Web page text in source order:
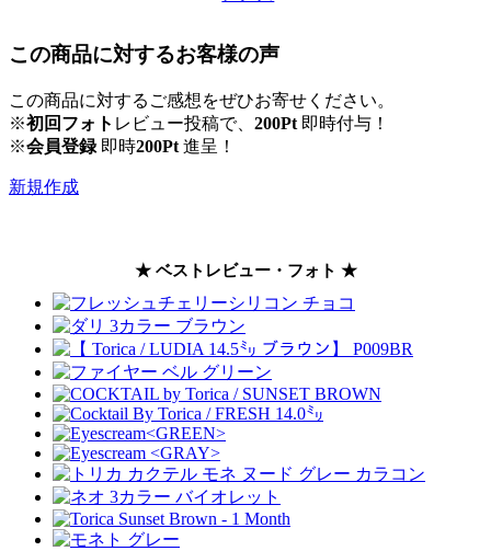
この商品に対するお客様の声
この商品に対するご感想をぜひお寄せください。
※初回フォト レビュー投稿で、 200Pt 即時付与！
※会員登録即時200Pt 進呈！
新規作成
★ ベストレビュー・フォト ★